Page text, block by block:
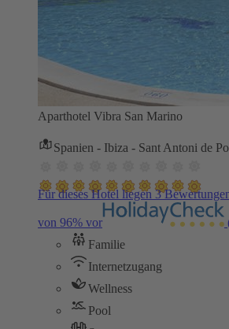
Aparthotel Vibra San Marino
Spanien - Ibiza - Sant Antoni de
Für dieses Hotel liegen 3
von 96% vor
Familie
Internetzugang
Wellness
Pool